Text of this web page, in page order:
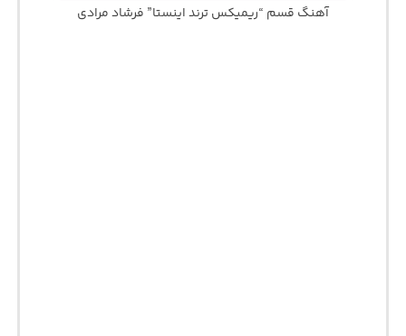
آهنگ قسم “ریمیکس ترند اینستا” فرشاد مرادی